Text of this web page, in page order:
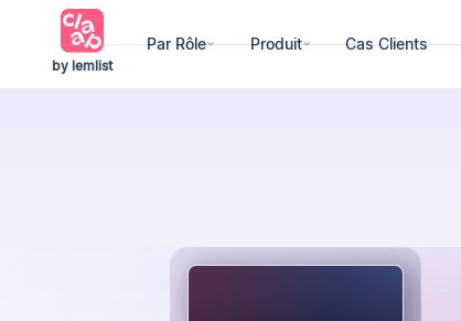
by lemlist
Par Rôle Produit Cas Clients